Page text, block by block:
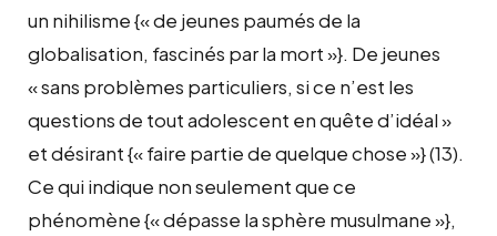
un nihilisme {« de jeunes paumés de la
globalisation, fascinés par la mort »}. De jeunes
« sans problèmes particuliers, si ce n’est les
questions de tout adolescent en quête d’idéal »
et désirant {« faire partie de quelque chose »} (13).
Ce qui indique non seulement que ce
phénomène {« dépasse la sphère musulmane »},